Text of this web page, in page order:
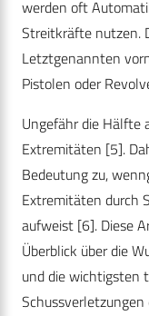
werden oft
Streitkräfte nutzen.
Letztgenannten
Pistolen oder
Ungefähr die Hälfte
Extremitäten [5].
Bedeutung zu,
Extremitäten durch
aufweist [6]. Diese
Überblick über die
und die wichtigsten